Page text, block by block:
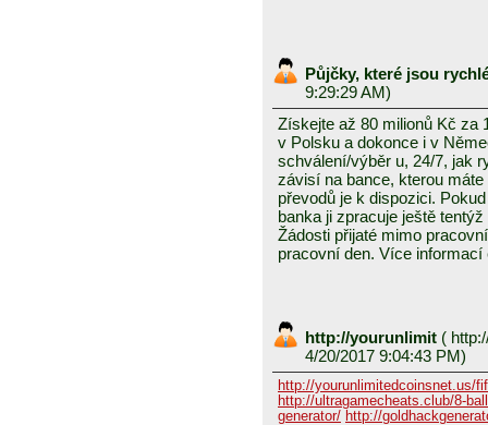
Půjčky, které jsou
9:29:29 AM)
Získejte až 80 milionů Kč za
v Polsku a dokonce i v
schválení/výběr u, 24/7, jak
závisí na bance, kterou
převodů je k dispozici.
banka ji zpracuje ještě tentýž
Žádosti přijaté mimo
pracovní den. Více
http://yourunlimit (
4/20/2017 9:04:43 PM)
http://yourunlimitedcoinsnet.us/
http://ultragamecheats.club/8-
generator/ http://